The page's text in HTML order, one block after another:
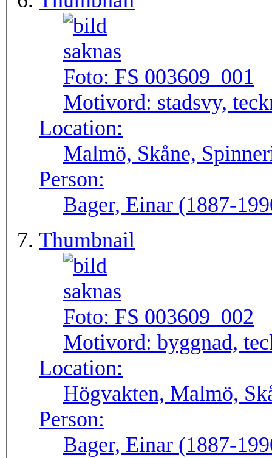
Foto: FS 003609_001
Motivord: stadsvy,
Location:
Malmö, Skåne,
Person:
Bager, Einar (1887-
Thumbnail
Foto: FS 003609_002
Motivord: byggnad,
Location:
Högvakten, Malmö,
Person:
Bager, Einar (1887-